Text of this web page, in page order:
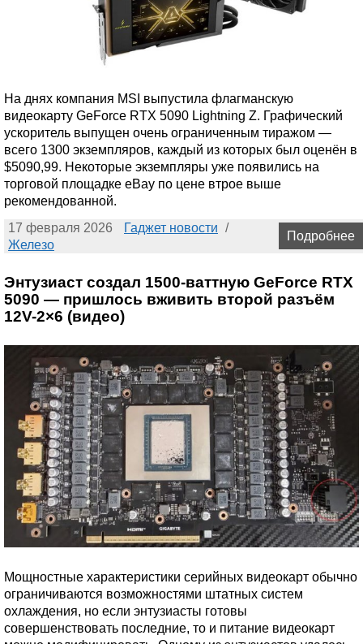
На днях компания MSI выпустила флагманскую
видеокарту GeForce RTX 5090 Lightning Z. Графический
ускоритель выпущен очень ограниченным тиражом —
всего 1300 экземпляров, каждый из которых был оценён в
$5090,99. Некоторые экземпляры уже появились на
торговой площадке eBay по цене втрое выше
рекомендованной.
17 февраля 2026
Гаджет новости /
Железо
Подробнее
Энтузиаст создал 1500-ваттную GeForce RTX
5090 — пришлось вживить второй разъём
12V-2×6 (видео)
Мощностные характеристики серийных видеокарт обычно
ограничиваются возможностями штатных систем
охлаждения, но если энтузиасты готовы
совершенствовать последние, то и питание видеокарт